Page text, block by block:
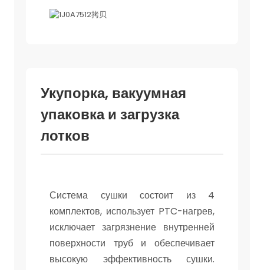
Укупорка, вакуумная
упаковка и загрузка
лотков
Система сушки состоит из 4
комплектов, использует PTC-нагрев,
исключает загрязнение внутренней
поверхности труб и обеспечивает
высокую эффективность сушки.